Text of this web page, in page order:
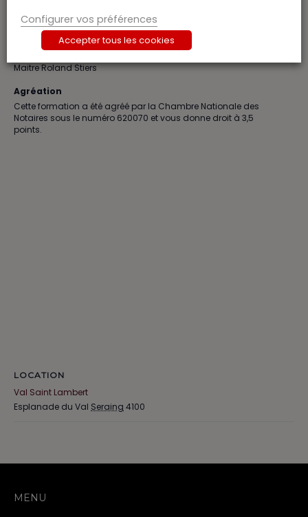
Formations,Général,Notaris
Président
Maitre Roland Stiers
Agréation
Cette formation a été agréé par la Chambre Nationale des
Notaires sous le numéro 620070 et vous donne droit à 3,5
points.
LOCATION
Val Saint Lambert
Esplanade du Val Seraing 4100
MENU
Configurer vos préférences
Accepter tous les cookies